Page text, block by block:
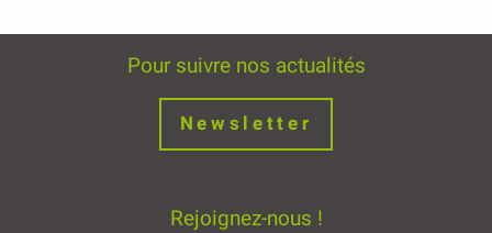
Pour suivre nos actualités
Newsletter
Rejoignez-nous !